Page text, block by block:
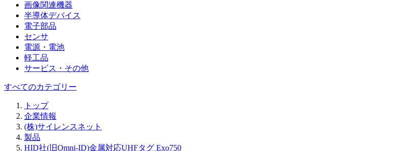
画像関連機器
半導体デバイス
電子部品
センサ
電源・電池
軽工品
サービス・その他
すべてのカテゴリー
トップ
企業情報
(株)サイレンスネット
製品
HID社(旧Omni-ID)金属対応UHFタグ Exo750